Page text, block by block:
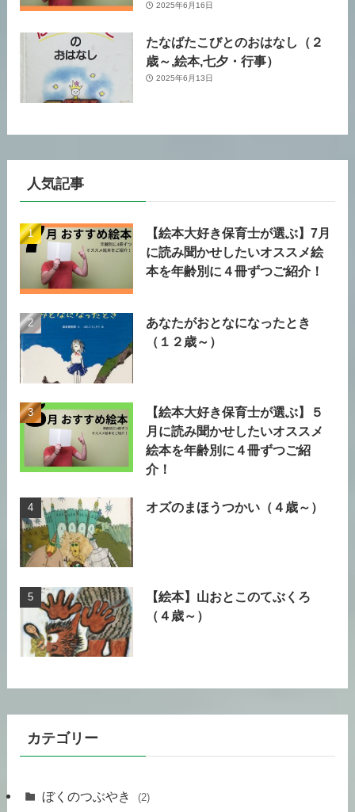
2025年6月16日
たなばたこびとのおはなし（２
歳～,絵本,七夕・行事）
2025年6月13日
人気記事
【絵本大好き保育士が選ぶ】7月
に読み聞かせしたいオススメ絵
本を年齢別に４冊ずつご紹介！
あなたがおとなになったとき
（１２歳～）
【絵本大好き保育士が選ぶ】５
月に読み聞かせしたいオススメ
絵本を年齢別に４冊ずつご紹
介！
オズのまほうつかい（４歳～）
【絵本】山おとこのてぶくろ
（４歳～）
カテゴリー
ぼくのつぶやき (2)